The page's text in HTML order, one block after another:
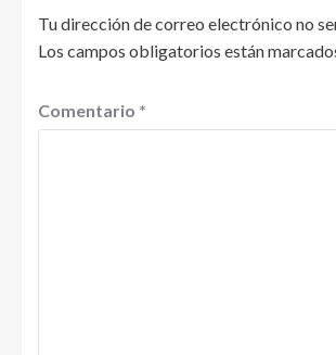
Tu dirección de correo electrónico no
Los campos obligatorios están
Comentario *